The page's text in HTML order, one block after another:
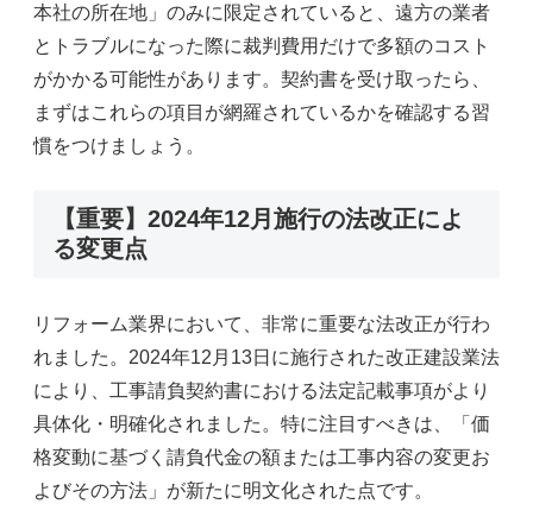
本社の所在地」のみに限定されていると、遠方の業者
とトラブルになった際に裁判費用だけで多額のコスト
がかかる可能性があります。契約書を受け取ったら、
まずはこれらの項目が網羅されているかを確認する習
慣をつけましょう。
【重要】2024年12月施行の法改正によ
る変更点
リフォーム業界において、非常に重要な法改正が行わ
れました。2024年12月13日に施行された改正建設業法
により、工事請負契約書における法定記載事項がより
具体化・明確化されました。特に注目すべきは、「価
格変動に基づく請負代金の額または工事内容の変更お
よびその方法」が新たに明文化された点です。